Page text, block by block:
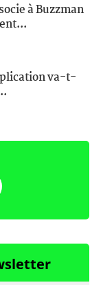
à Buzzman
va-t-